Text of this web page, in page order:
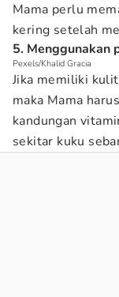
Mama perlu
kering setelah
5. Menggunakan
Pexels/Khalid Gracia
Jika memiliki
maka Mama
kandungan
sekitar kuku